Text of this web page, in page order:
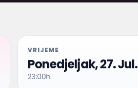
VRIJEME
Ponedjeljak, 27. Jul.
23:00h